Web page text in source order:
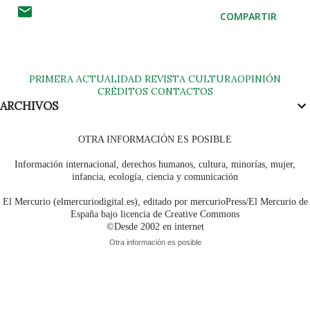
COMPARTIR
PRIMERA ACTUALIDAD REVISTA CULTURAOPINIÓN
CRÉDITOSCONTACTOS
ARCHIVOS
OTRA INFORMACIÓN ES POSIBLE
Información internacional, derechos humanos, cultura, minorías, mujer,
infancia, ecología, ciencia y comunicación
El Mercurio (elmercuriodigital.es), editado por mercurioPress/El Mercurio de
España bajo licencia de Creative Commons
©Desde 2002 en internet
Otra información es posible